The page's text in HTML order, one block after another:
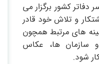
کشور برگزار می
و تلاش خود قادر
های مرتبط همچون
سازمان ها، عکاس
شود.